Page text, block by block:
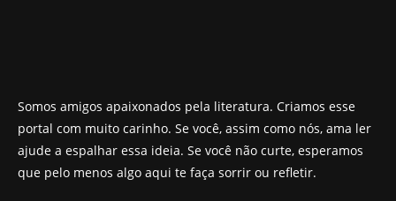
Somos amigos apaixonados pela literatura. Criamos esse
portal com muito carinho. Se você, assim como nós, ama ler
ajude a espalhar essa ideia. Se você não curte, esperamos
que pelo menos algo aqui te faça sorrir ou refletir.